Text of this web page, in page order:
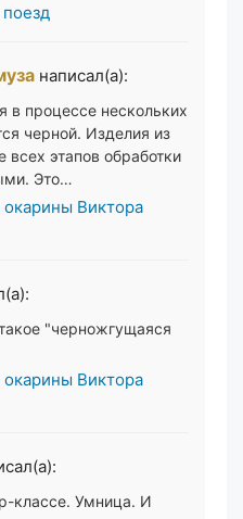
написал(а):
в процессе нескольких
черной. Изделия из
всех этапов обработки
Это…
Виктора
"черножгущаяся
Виктора
классе. Умница. И